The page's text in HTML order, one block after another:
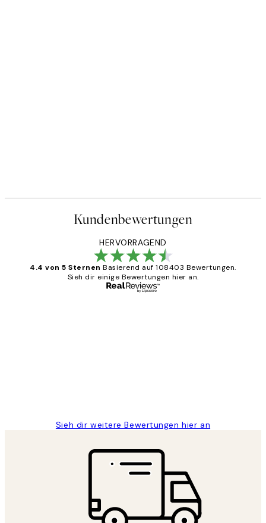
Kundenbewertungen
HERVORRAGEND
4.4 von 5 Sternen Basierend auf 108403 Bewertungen.
Sieh dir einige Bewertungen hier an.
Sieh dir weitere Bewertungen hier an